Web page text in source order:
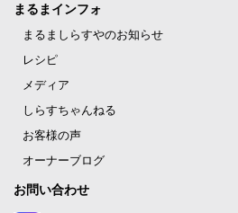
まるまインフォ
まるましらすやのお知らせ
レシピ
メディア
しらすちゃんねる
お客様の声
オーナーブログ
お問い合わせ